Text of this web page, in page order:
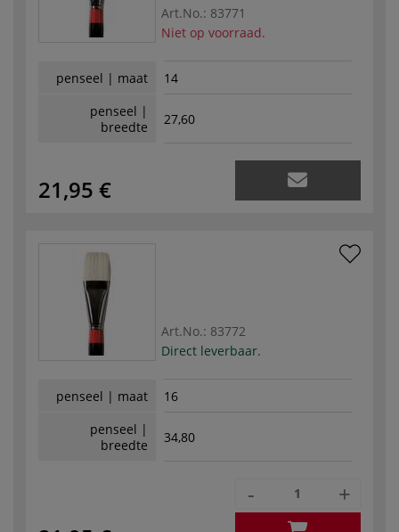
Art.No.: 83771
Niet op voorraad.
penseel | maat
14
penseel |
breedte
27,60
21,95 €
Art.No.: 83772
Direct leverbaar.
penseel | maat
16
penseel |
breedte
34,80
- +